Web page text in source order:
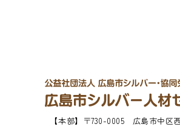
【本部】 〒730-0005 広島市中区